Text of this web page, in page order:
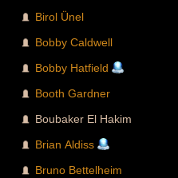
Birol Ünel
Bobby Caldwell
Bobby Hatfield
Booth Gardner
Boubaker El Hakim
Brian Aldiss
Bruno Bettelheim